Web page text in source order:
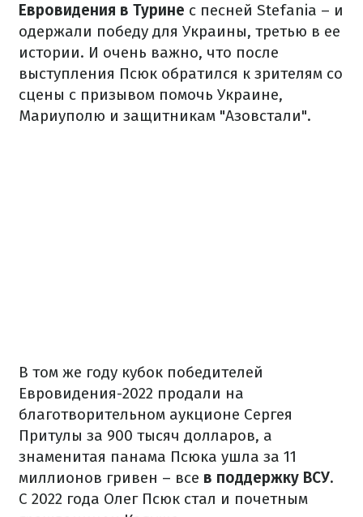
Евровидения в Турине с песней Stefania – и
одержали победу для Украины, третью в ее
истории. И очень важно, что после
выступления Псюк обратился к зрителям со
сцены с призывом помочь Украине,
Мариуполю и защитникам "Азовстали".
В том же году кубок победителей
Евровидения-2022 продали на
благотворительном аукционе Сергея
Притулы за 900 тысяч долларов, а
знаменитая панама Псюка ушла за 11
миллионов гривен – все в поддержку ВСУ.
С 2022 года Олег Псюк стал и почетным